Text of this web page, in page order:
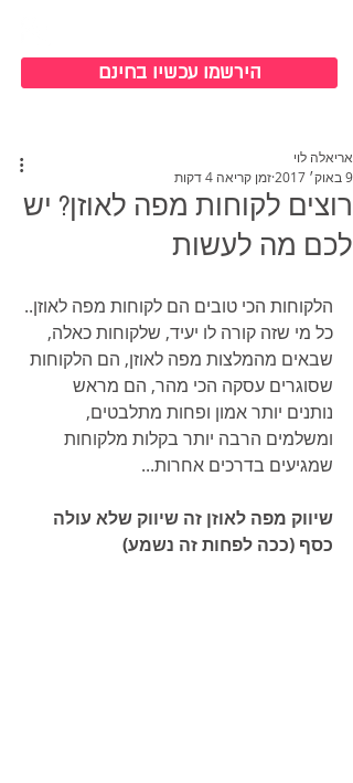
הירשמו עכשיו בחינם
רוצים לקוחות מפה לאוזן? יש
לכם מה לעשות
אריאלה לוי
9 באוק׳ 2017
זמן קריאה 4 דקות
הלקוחות הכי טובים הם לקוחות מפה לאוזן..
כל מי שזה קורה לו יעיד, שלקוחות כאלה,
שבאים מהמלצות מפה לאוזן, הם הלקוחות
שסוגרים עסקה הכי מהר, הם מראש
נותנים יותר אמון ופחות מתלבטים,
ומשלמים הרבה יותר בקלות מלקוחות
שמגיעים בדרכים אחרות...
שיווק מפה לאוזן זה שיווק שלא עולה
כסף (ככה לפחות זה נשמע)